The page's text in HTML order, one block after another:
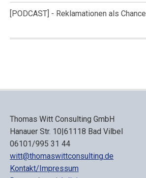
[PODCAST] - Reklamationen als Chance
Thomas Witt Consulting GmbH
Hanauer Str. 10|61118 Bad Vilbel
06101/995 31 44
witt@thomaswittconsulting.de
Kontakt/Impressum